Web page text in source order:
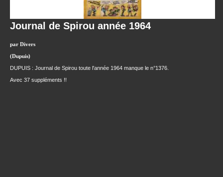
Journal de Spirou année 1964
par Divers
(Dupuis)
DUPUIS : Journal de Spirou toute l'année 1964 manque le n°1376.
Avec 37 suppléments !!